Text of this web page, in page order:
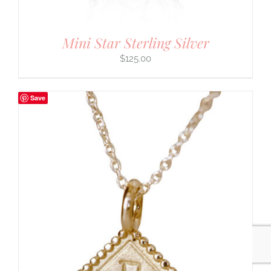
Mini Star Sterling Silver
$125.00
Save